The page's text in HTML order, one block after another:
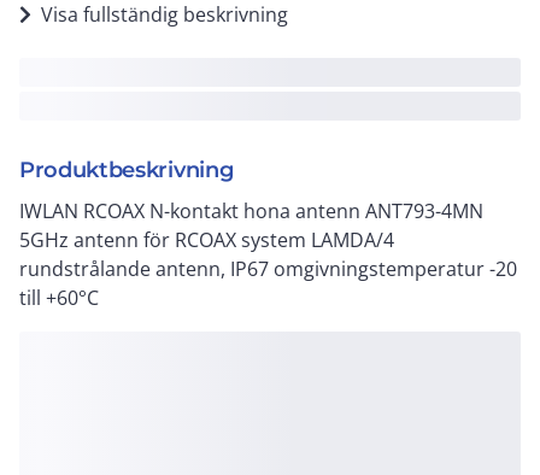
Visa fullständig beskrivning
Produktbeskrivning
IWLAN RCOAX N-kontakt hona antenn ANT793-4MN
5GHz antenn för RCOAX system LAMDA/4
rundstrålande antenn, IP67 omgivningstemperatur -20
till +60°C